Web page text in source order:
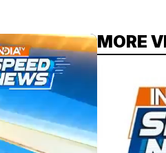
MORE